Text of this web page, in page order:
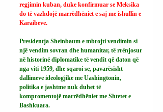
regjimin kuban, duke konfirmuar se Meksika
do të vazhdojë marrëdhëniet e saj me ishullin e
Karaibeve.
Presidentja Sheinbaum e mbrojti vendimin si
një vendim sovran dhe humanitar, të rrënjosur
në historinë diplomatike të vendit që daton që
nga viti 1959, dhe sqaroi se, pavarësisht
dallimeve ideologjike me Uashingtonin,
politika e jashtme nuk duhet të
kompromentojë marrëdhëniet me Shtetet e
Bashkuara.